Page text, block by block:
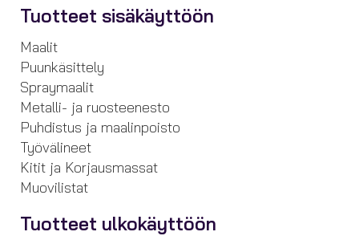
Tuotteet sisäkäyttöön
Maalit
Puunkäsittely
Spraymaalit
Metalli- ja ruosteenesto
Puhdistus ja maalinpoisto
Työvälineet
Kitit ja Korjausmassat
Muovilistat
Tuotteet ulkokäyttöön